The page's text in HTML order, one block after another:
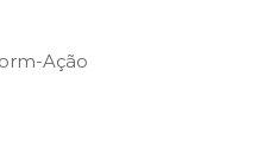
Ação